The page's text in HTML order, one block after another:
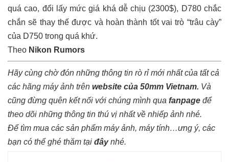
quá cao, đổi lấy mức giá khá dễ chịu (2300$), D780 chắc
chắn sẽ thay thế được và hoàn thành tốt vai trò “trâu cày”
của D750 trong quá khứ.
Theo Nikon Rumors
Hãy cùng chờ đón những thông tin rò rỉ mới nhất của tất cả
các hãng máy ảnh trên website của 50mm Vietnam. Và
cũng đừng quên kết nối với chúng mình qua fanpage để
theo dõi những thông tin thú vị nhất về nhiếp ảnh nhé.
Để tìm mua các sản phẩm máy ảnh, máy tính…ưng ý, các
bạn có thể ghé thăm tại đâynhé.